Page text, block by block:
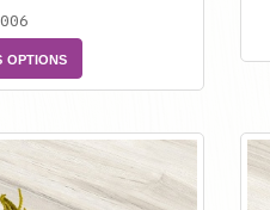
options